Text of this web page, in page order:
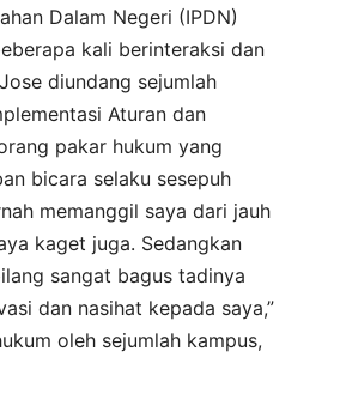
Dalam Negeri (IPDN)
kali berinteraksi dan
diundang sejumlah
Aturan dan
pakar hukum yang
bicara selaku sesepuh
memanggil saya dari jauh
kaget juga. Sedangkan
sangat bagus tadinya
dan nasihat kepada saya,”
oleh sejumlah kampus,